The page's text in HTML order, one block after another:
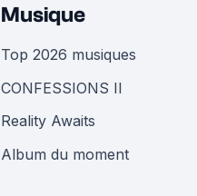
Musique
Top 2026 musiques
CONFESSIONS II
Reality Awaits
Album du moment